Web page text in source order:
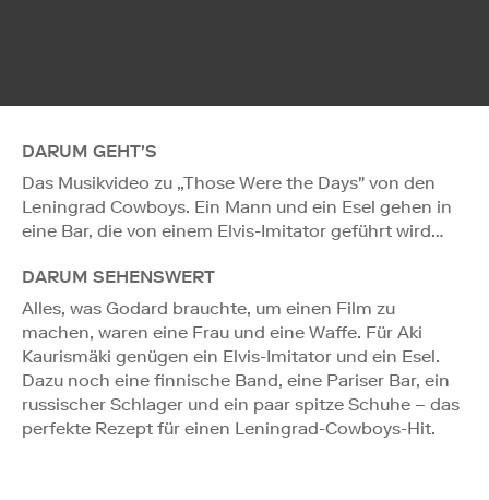
DARUM GEHT'S
Das Musikvideo zu „Those Were the Days" von den
Leningrad Cowboys. Ein Mann und ein Esel gehen in
eine Bar, die von einem Elvis-Imitator geführt wird…
DARUM SEHENSWERT
Alles, was Godard brauchte, um einen Film zu
machen, waren eine Frau und eine Waffe. Für Aki
Kaurismäki genügen ein Elvis-Imitator und ein Esel.
Dazu noch eine finnische Band, eine Pariser Bar, ein
russischer Schlager und ein paar spitze Schuhe – das
perfekte Rezept für einen Leningrad-Cowboys-Hit.